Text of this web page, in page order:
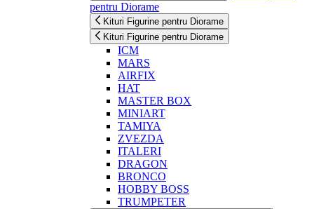
pentru Diorame
Kituri Figurine pentru Diorame
Kituri Figurine pentru Diorame
ICM
MARS
AIRFIX
HAT
MASTER BOX
MINIART
TAMIYA
ZVEZDA
ITALERI
DRAGON
BRONCO
HOBBY BOSS
TRUMPETER